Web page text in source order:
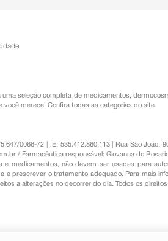
uma seleção completa de medicamentos ,
você merece! Confira todas as categorias do site.
0066-72 | IE: 535.412.860.113 | Rua São
/ Farmacêutica responsável: Giovanna do
e medicamentos, não devem ser usadas para
e prescrever o tratamento adequado. Para mais
a alterações no decorrer do dia. Todos os